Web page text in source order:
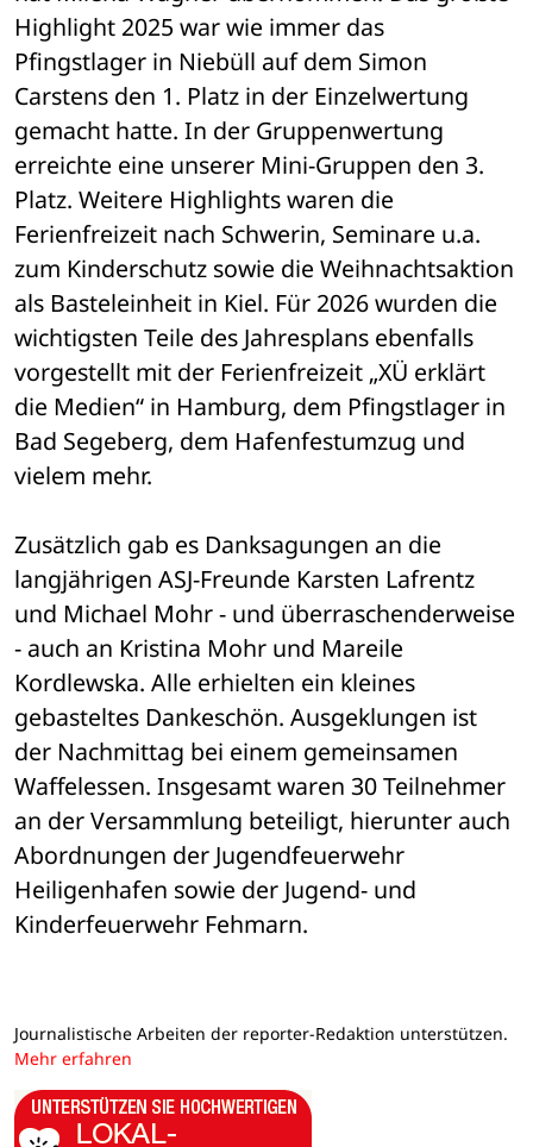
Highlight 2025 war wie immer das
Pfingstlager in Niebüll auf dem Simon
Carstens den 1. Platz in der Einzelwertung
gemacht hatte. In der Gruppenwertung
erreichte eine unserer Mini-Gruppen den 3.
Platz. Weitere Highlights waren die
Ferienfreizeit nach Schwerin, Seminare u.a.
zum Kinderschutz sowie die Weihnachtsaktion
als Basteleinheit in Kiel. Für 2026 wurden die
wichtigsten Teile des Jahresplans ebenfalls
vorgestellt mit der Ferienfreizeit „XÜ erklärt
die Medien“ in Hamburg, dem Pfingstlager in
Bad Segeberg, dem Hafenfestumzug und
vielem mehr.
Zusätzlich gab es Danksagungen an die
langjährigen ASJ-Freunde Karsten Lafrentz
und Michael Mohr - und überraschenderweise
- auch an Kristina Mohr und Mareile
Kordlewska. Alle erhielten ein kleines
gebasteltes Dankeschön. Ausgeklungen ist
der Nachmittag bei einem gemeinsamen
Waffelessen. Insgesamt waren 30 Teilnehmer
an der Versammlung beteiligt, hierunter auch
Abordnungen der Jugendfeuerwehr
Heiligenhafen sowie der Jugend- und
Kinderfeuerwehr Fehmarn.
Journalistische Arbeiten der reporter-Redaktion unterstützen.
Mehr erfahren